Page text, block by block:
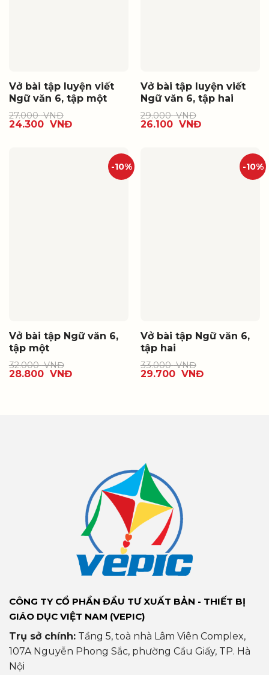
Vở bài tập luyện viết
Ngữ văn 6, tập một
27.000VNĐ
24.300 VNĐ
Vở bài tập luyện viết
Ngữ văn 6, tập hai
29.000VNĐ
26.100 VNĐ
-10%
Vở bài tập Ngữ văn 6,
tập một
32.000VNĐ
28.800 VNĐ
-10%
Vở bài tập Ngữ văn 6,
tập hai
33.000VNĐ
29.700 VNĐ
CÔNG TY CỔ PHẦN ĐẦU TƯ XUẤT BẢN - THIẾT BỊ
GIÁO DỤC VIỆT NAM (VEPIC)
Trụ sở chính: Tầng 5, toà nhà Lâm Viên Complex,
107A Nguyễn Phong Sắc, phường Cầu Giấy, TP. Hà
Nội